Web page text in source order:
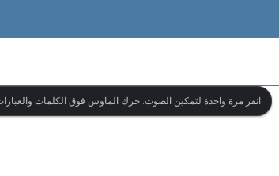
انقر مرة واحدة لتمكين الصوت. حرك الماوس فوق الكلمات والعبارات لسماع نطقها.